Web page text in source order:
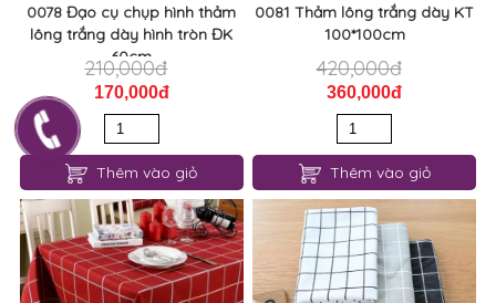
0078 Đạo cụ chụp hình thảm
lông trắng dày hình tròn ĐK
60cm
210,000đ
170,000đ
Thêm vào giỏ
0081 Thảm lông trắng dày KT
100*100cm
420,000đ
360,000đ
Thêm vào giỏ